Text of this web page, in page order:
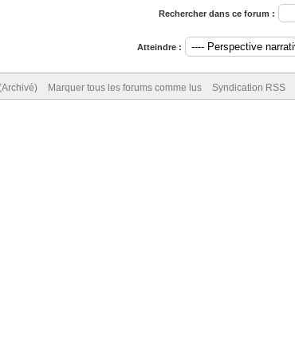
Rechercher dans ce forum :
Atteindre :
Marquer tous les forums comme lus Syndication RSS